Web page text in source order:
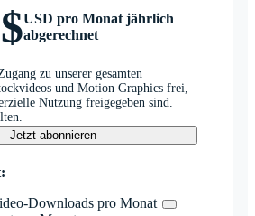
USD pro Monat jährlich
abgerechnet
zu unserer gesamten
und Motion Graphics frei,
Nutzung freigegeben sind.
Jetzt abonnieren
Downloads pro Monat